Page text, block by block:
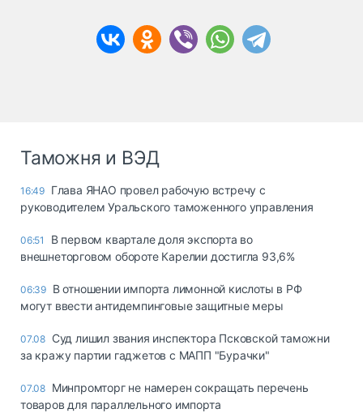
Таможня и ВЭД
16:49 Глава ЯНАО провел рабочую встречу с
руководителем Уральского таможенного управления
06:51
В первом квартале доля экспорта во
внешнеторговом обороте Карелии достигла 93,6%
06:39 В отношении импорта лимонной кислоты в РФ
могут ввести антидемпинговые защитные меры
07.08 Суд лишил звания инспектора Псковской таможни
за кражу партии гаджетов с МАПП "Бурачки"
07.08 Минпромторг не намерен сокращать перечень
товаров для параллельного импорта